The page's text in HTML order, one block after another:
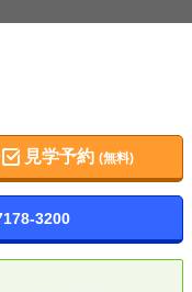
見学予約(無料)
3200